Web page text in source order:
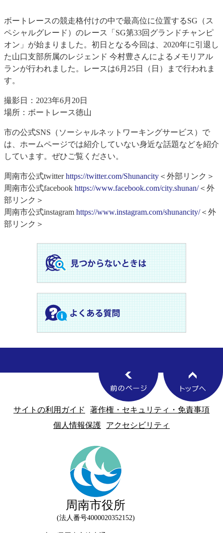
ボートレースの競走格付けの中で最高位に位置するSG（ス
ペシャルグレード）のレース「SG第33回グランドチャンピ
オン」が始まりました。初日となる今回は、2020年に引退し
た山口支部所属のレジェンド 今村豊さんによるメモリアル
ランが行われました。レースは6月25日（日）まで行われま
す。
撮影日：2023年6月20日
場所：ボートレース徳山
市の公式SNS（ソーシャルネットワーキングサービス）で
は、ホームページでは紹介していない身近な話題などを紹介
しています。ぜひご覧ください。
周南市公式twitterhttps://twitter.com/Shunancity ＜外部リンク＞
周南市公式facebook https://www.facebook.com/city.shunan/＜外
部リンク＞
周南市公式instagram https://www.instagram.com/shunancity/＜外
部リンク＞
サイトの利用ガイド
著作権・セキュリティ・免責事項
個人情報保護
アクセシビリティ
周南市役所
法人番号4000020352152